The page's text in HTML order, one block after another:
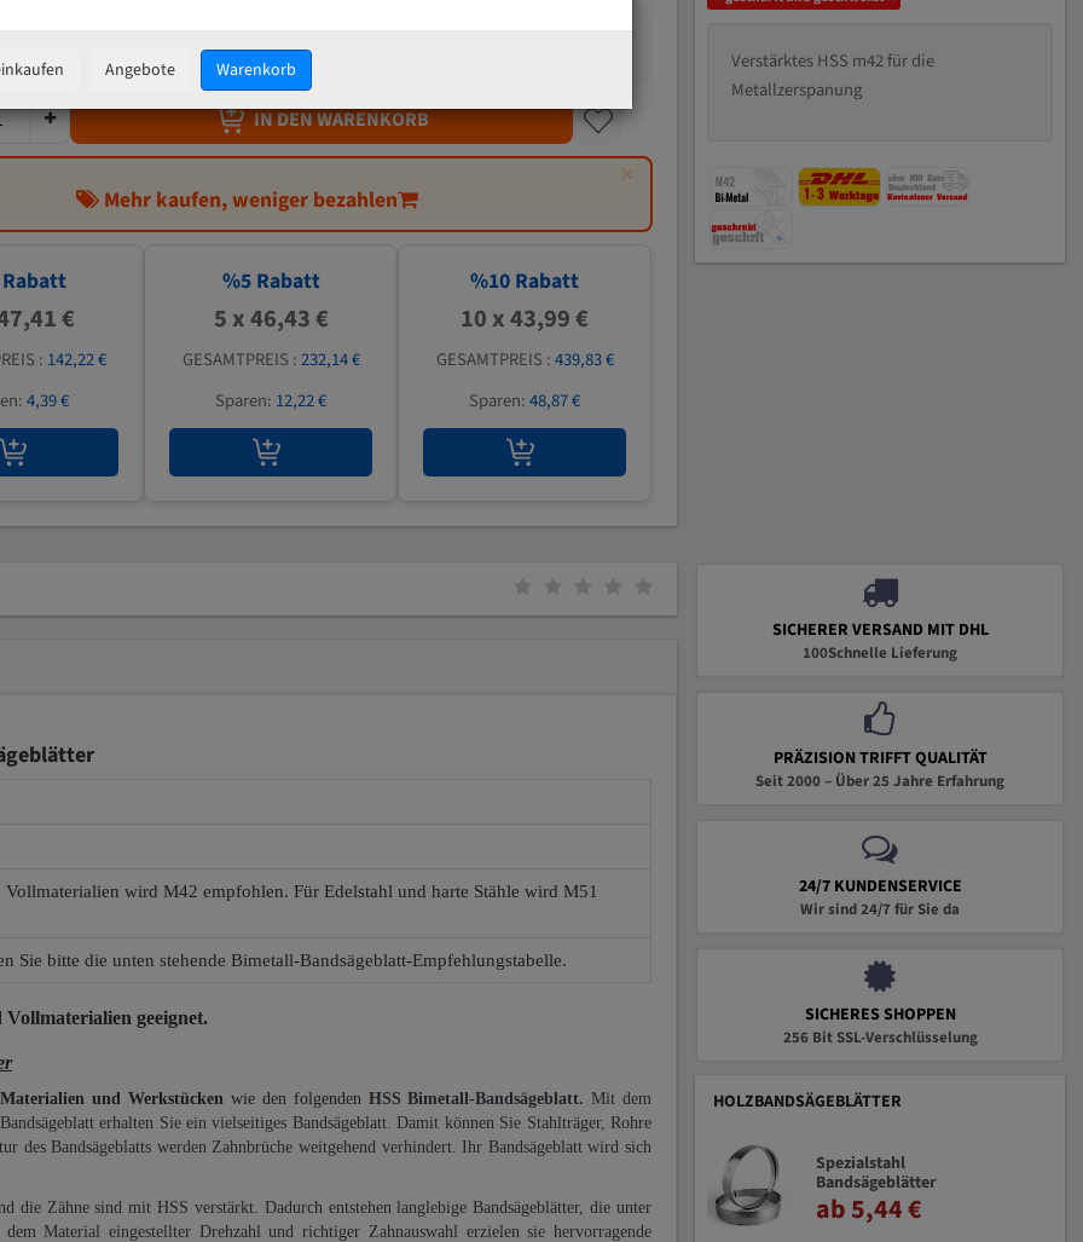
48,87 €
zzgl.Versandkosten
IN DEN WARENKORB
×
Mehr kaufen, weniger bezahlen
€
: 142,22 €
4,39 €
%5Rabatt
5 x 46,43 €
GESAMTPREIS :232,14 €
Sparen: 12,22 €
%10 Rabatt
10 x 43,99 €
GESAMTPREIS :439,83 €
Sparen:48,87 €
Verstärktes HSS m42 für die
Metallzerspanung
wird M42 empfohlen. Für Edelstahl und harte Stähle wird M51
Sie bitte die unten stehende Bimetall-Bandsägeblatt-Empfehlungstabelle.
geeignet.
und Werkstücken wie den folgenden HSS Bimetall-Bandsägeblatt. Mit dem
erhalten Sie ein vielseitiges Bandsägeblatt. Damit können Sie Stahlträger, Rohre
des Bandsägeblatts werden Zahnbrüche weitgehend verhindert. Ihr Bandsägeblatt wird sich
die Zähne sind mit HSS verstärkt. Dadurch entstehen langlebige Bandsägeblätter, die unter
Material eingestellter Drehzahl und richtiger Zahnauswahl erzielen sie hervorragende
SICHERER VERSAND MIT DHL
100Schnelle Lieferung
PRÄZISION TRIFFT QUALITÄT
Seit 2000 – Über 25 Jahre Erfahrung
24/7 KUNDENSERVICE
Wir sind 24/7 für Sie da
SICHERES SHOPPEN
256 Bit SSL-Verschlüsselung
HOLZBANDSÄGEBLÄTTER
Spezialstahl
Bandsägeblätter
ab 5,44 €
Angebote Warenkorb